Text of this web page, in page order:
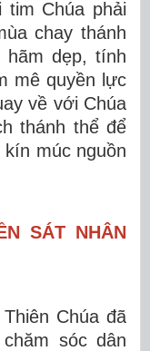
tim Chúa phải
chay thánh
hãm dẹp, tính
mê quyền lực
về với Chúa
thánh thể để
múc nguồn
SÁT NHÂN
Chúa đã
sóc dân